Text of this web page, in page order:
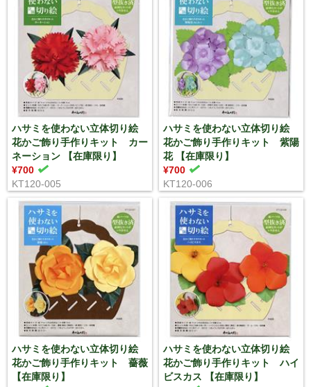
ハサミを使わない立体切り絵
花かご飾り手作りキット カー
ネーション 【在庫限り】
¥700
KT120-005
ハサミを使わない立体切り絵
花かご飾り手作りキット 紫陽
花 【在庫限り】
¥700
KT120-006
ハサミを使わない立体切り絵
花かご飾り手作りキット 薔薇
【在庫限り】
ハサミを使わない立体切り絵
花かご飾り手作りキット ハイ
ビスカス 【在庫限り】